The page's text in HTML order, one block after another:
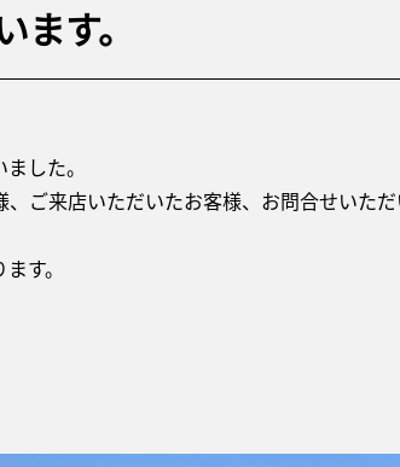
す。
した。
ご来店いただいたお客様、お問合せいた
す。